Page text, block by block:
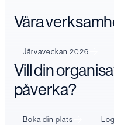
Våra
Järvaveckan 2026
Vill din
påverka?
Boka din plats